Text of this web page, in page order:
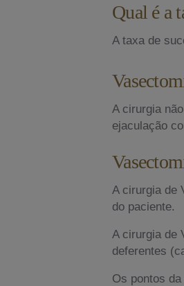
Qual é a
A taxa de
A cirurgia
ejaculação
A cirurgia de
do paciente.
A cirurgia de
deferentes
Os pontos